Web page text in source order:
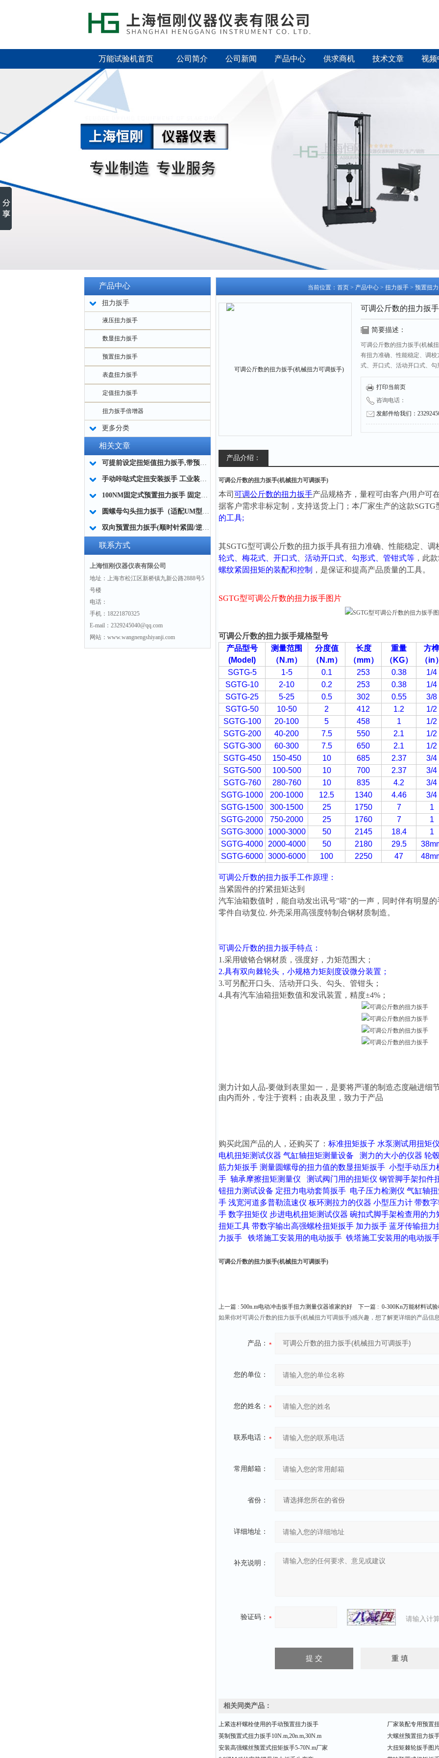
万能试验机首页 公司简介 公司新闻 产品中心 供求商机 技术文章 视频
产品中心
扭力扳手
液压扭力扳手
数显扭力扳手
预置扭力扳手
表盘扭力扳手
定值扭力扳手
扭力扳手倍增器
更多分类
相关文章
可提前设定扭矩值扭力扳手,带预设锁定扭力扳手防止过拧厂家
手动咔哒式定扭安装扳手 工业装配咔哒式扭矩安装工具100NM
100NM固定式预置扭力扳手 固定预置型扭矩扳手 不可调预置式扭力扳手
圆螺母勾头扭力扳手（适配UM型螺母，汽车变速箱维修专用）
双向预置扭力扳手(顺时针紧固/逆时针反螺纹安装)
联系方式
上海恒刚仪器仪表有限公司
地址：上海市松江区新桥镇九新公路2888号5
号楼
电话：
手机：18221870325
E-mail：2329245040@qq.com
网站：www.wangnengshiyanji.com
当前位置： 首页 > 产品中心 > 扭力扳手 > 预置扭
可调公斤数的扭力扳
简要描述：
可调公斤数的扭力扳手(机械
有扭力准确、性能稳定、调
式、开口式、活动开口式、
手适用于螺纹紧固扭矩的装
打印当前页
咨询电话：
发邮件给我们：
产品介绍：
可调公斤数的扭力扳手(机械扭力可调扳手)
本司 可调公斤数的扭力扳手产品规格齐，量程可由客户(用户可
据客户需求非标定制，支持送货上门；本厂家生产的这款SGTG
的工具;
其SGTG型可调公斤数的扭力扳手具有扭力准确、性能稳定、
轮式、梅花式、开口式、活动开口式、勾形式、管钳式等 ，此款
螺纹紧固扭矩的装配和控制
，是保证和提高产品质量的工具。
SGTG型可调公斤数的扭力扳手图片
可调公斤数的扭力扳手规格型号
产品型号
(Model)
测量范围
（N.m）
分度值
（N.m）
长度
（mm）
重量
（KG）
方榫
（in）
SGTG-5
1-5 0.1 253 0.38
1/4
SGTG-10
2-10 0.2 253 0.38
1/4
SGTG-25
5-25 0.5 302 0.55
3/8
SGTG-50
10-50 2 412 1.2
1/2
SGTG-100
20-100 5 458 1
1/2
SGTG-200
40-200 7.5 550 2.1
1/2
SGTG-300
60-300 7.5 650 2.1
1/2
SGTG-450
150-450 10 685 2.37
3/4
SGTG-500
100-500 10 700 2.37
3/4
SGTG-760
280-760 10 835 4.2
3/4
SGTG-1000
200-1000 12.5 1340 4.46
3/4
SGTG-1500
300-1500 25 1750 7
1
SGTG-2000
750-2000 25 1760 7
1
SGTG-3000
1000-3000 50 2145 18.4
1
SGTG-4000
2000-4000 50 2180 29.5
SGTG-6000 3000-6000 100 2250 47
可调公斤数的扭力扳手工作原理：
当紧固件的拧紧扭矩达到
汽车油箱数值时，能自动发出讯号"嗒"的一声，同时伴有明显
零件自动复位. 外壳采用高强度特制合钢材质制造。
可调公斤数的扭力扳手特点：
1.采用镀铬合钢材质，强度好，力矩范围大；
2.具有双向棘轮头，小规格力矩刻度设微分装置；
3.可另配开口头、活动开口头、勾头、管钳头；
4.具有汽车油箱扭矩数值和发讯装置，精度±4%；
测力计如人品-要做到表里如一，是要将严谨的制造态度融进细节
由内而外，专注于资料；由表及里，致力于产品
购买此国产品的人，还购买了： 标准扭矩扳子 水泵测试用扭矩仪
电机扭矩测试仪器 气缸轴扭矩测量设备 测力的大小的仪器 轮
筋力矩扳手 测量圆螺母的扭力值的数显扭矩扳手 小型手动压力
手 轴承摩擦扭矩测量仪 测试阀门用的扭矩仪 钢管脚手架扣件
钮扭力测试设备 定扭力电动套筒扳手 电子压力检测仪 气缸轴
手 浅宽河道多普勒流速仪 板环测拉力的仪器 小型压力计 带数
手 数字扭矩仪 步进电机扭矩测试仪器 碗扣式脚手架检查用的力
扭矩工具 带数字输出高强螺栓扭矩扳手 加力扳手 蓝牙传输扭力
力扳手
铁塔施工安装用的电动扳手 铁塔施工安装用的电动扳
可调公斤数的扭力扳手(机械扭力可调扳手)
上一篇 : 500n.m电动冲击扳手扭力测量仪器谁家的好 下一篇 : 0-300Kn万能材料试
如果你对可调公斤数的扭力扳手(机械扭力可调扳手)感兴趣，想了解更详细的产品信
产品：
您的单位：
您的姓名：
联系电话：
常用邮箱：
省份：
详细地址：
补充说明：
验证码： 请输入计
相关同类产品：
上紧连杆螺栓使用的手动预置扭力扳手
厂家装配专用预置
英制预置式扭力扳手10N.m,20n.m,30N.m
大螺丝预置扭力扳
安装高强螺丝预置式扭矩扳手5-70N.m厂家
大扭矩棘轮扳手图